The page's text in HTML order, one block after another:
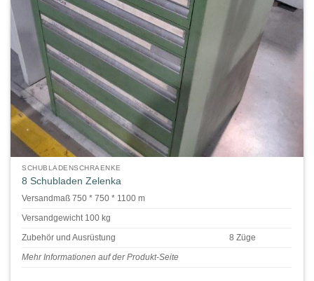
SCHUBLADENSCHRAENKE
8 Schubladen Zelenka
Versandmaß 750 * 750 * 1100 m
Versandgewicht 100 kg
Zubehör und Ausrüstung
8 Züge
Mehr Informationen auf der Produkt-Seite